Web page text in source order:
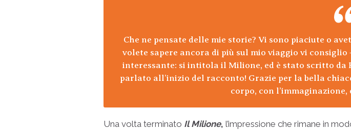
Che ne pensate delle mie storie? Vi sono piaciute o
volete sapere ancora di più sul mio viaggio vi
interessante: si intitola il Milione, ed è stato scritto da
parlato all’inizio del racconto! Grazie per la bella
corpo, con
Una volta terminato IlMilione, l’impressione che rimane in